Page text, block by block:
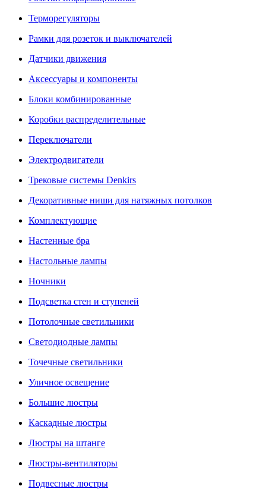
Терморегуляторы
Рамки для розеток и выключателей
Датчики движения
Аксессуары и компоненты
Блоки комбинированные
Коробки распределительные
Переключатели
Электродвигатели
Трековые системы Denkirs
Декоративные ниши для натяжных потолков
Комплектующие
Настенные бра
Настольные лампы
Ночники
Подсветка стен и ступеней
Потолочные светильники
Светодиодные лампы
Точечные светильники
Уличное освещение
Большие люстры
Каскадные люстры
Люстры на штанге
Люстры-вентиляторы
Подвесные люстры